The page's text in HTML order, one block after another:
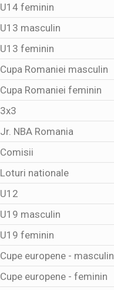
U14 feminin
U13 masculin
U13 feminin
Cupa Romaniei masculin
Cupa Romaniei feminin
3x3
Jr. NBA Romania
Comisii
Loturi nationale
U12
U19 masculin
U19 feminin
Cupe europene - masculin
Cupe europene - feminin